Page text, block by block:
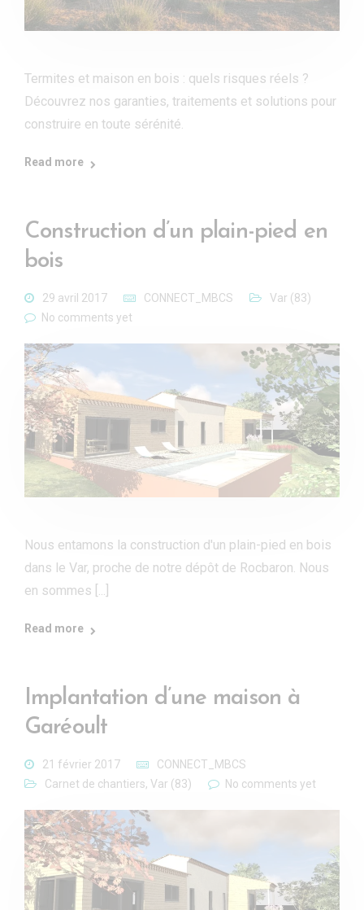
Termites et maison en bois : quels risques réels ?
Découvrez nos garanties, traitements et solutions pour
construire en toute sérénité.
Read more
Construction d’un plain-pied en
bois
29 avril 2017 CONNECT_MBCS
Var (83)
No comments yet
Nous entamons la construction d'un plain-pied en bois
dans le Var, proche de notre dépôt de Rocbaron. Nous
en sommes [...]
Read more
Implantation d’une maison à
Garéoult
21 février 2017
CONNECT_MBCS
Carnet de chantiers, Var (83) No comments yet